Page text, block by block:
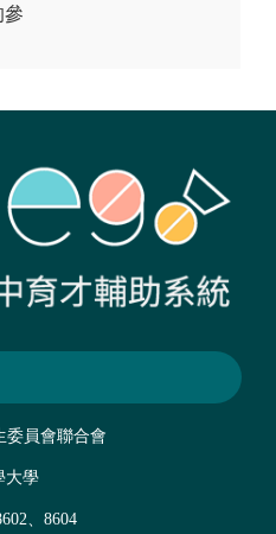
參
委員會聯合會
大學
、8604